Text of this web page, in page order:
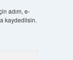
adım, e-
kaydedilsin.